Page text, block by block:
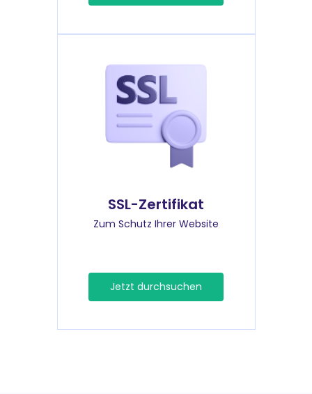
SSL-Zertifikat
Zum Schutz Ihrer Website
Jetzt durchsuchen